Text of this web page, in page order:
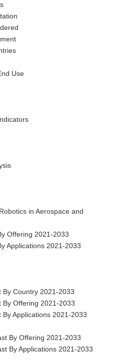
Use
in Aerospace and
Offering 2021-2033
Applications 2021-2033
Country 2021-2033
Offering 2021-2033
Applications 2021-2033
By Offering 2021-2033
By Applications 2021-2033